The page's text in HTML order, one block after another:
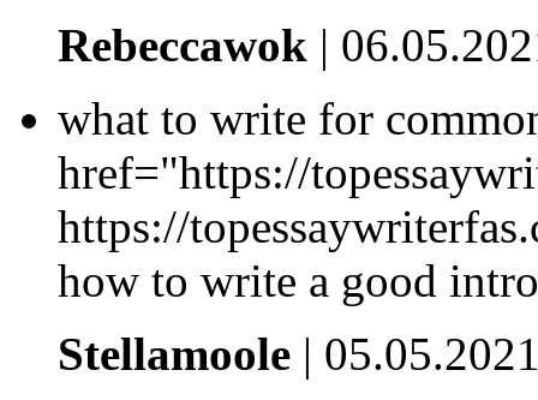
Rebeccawok |
what to write for
href="https://
https://
how to write a good
Stellamoole |